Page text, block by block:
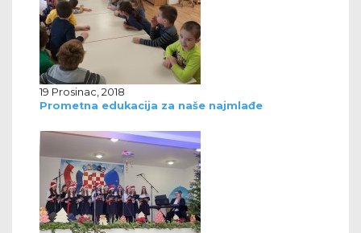
19 Prosinac, 2018
Prometna edukacija za naše najmlađe